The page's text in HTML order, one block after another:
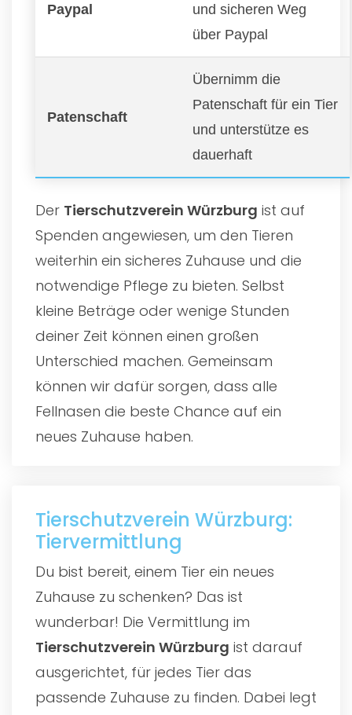
Paypal
und sicheren Weg
über Paypal
Patenschaft
Übernimm die
Patenschaft für ein Tier
und unterstütze es
dauerhaft
Der Tierschutzverein Würzburg ist auf
Spenden angewiesen, um den Tieren
weiterhin ein sicheres Zuhause und die
notwendige Pflege zu bieten. Selbst
kleine Beträge oder wenige Stunden
deiner Zeit können einen großen
Unterschied machen. Gemeinsam
können wir dafür sorgen, dass alle
Fellnasen die beste Chance auf ein
neues Zuhause haben.
Tierschutzverein Würzburg:
Tiervermittlung
Du bist bereit, einem Tier ein neues
Zuhause zu schenken? Das ist
wunderbar! Die Vermittlung im
Tierschutzverein Würzburg ist darauf
ausgerichtet, für jedes Tier das
passende Zuhause zu finden. Dabei legt